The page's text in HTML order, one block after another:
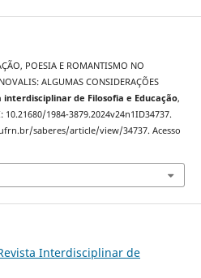
POESIA E ROMANTISMO NO
ALGUMAS CONSIDERAÇÕES
interdisciplinar de Filosofia e Educação,
10.21680/1984-3879.2024v24n1ID34737.
saberes/article/view/34737. Acesso
Interdisciplinar de